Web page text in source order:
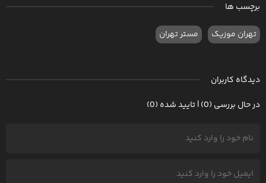
برچسب ها
تهران موزیک مستر تهران
دیدگاه کاربران
در حال بررسی (0) | تایید شده (0)